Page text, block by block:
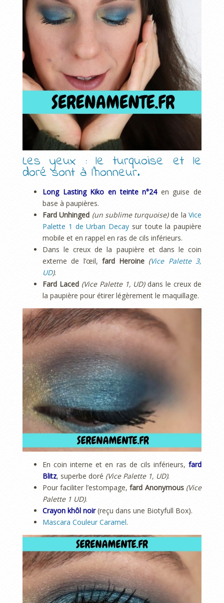
Les yeux : le turquoise et le
doré sont à l’honneur.
Long Lasting Kiko en teinte n°24 en guise de
base à paupières.
Fard Unhinged (un sublime turquoise)de laVice
Palette 1 de Urban Decay sur toute la paupière
mobile et en rappel en ras de cils inférieurs.
Dans le creux de la paupière et dans le coin
externe de l’œil, fard Heroine (Vice Palette 3,
UD).
Fard Laced (Vice Palette 1, UD)dans le creux de
la paupière pour étirer légèrement le maquillage.
En coin interne et en ras de cils inférieurs, fard
Blitz, superbe doré (Vice Palette 1, UD).
Pour faciliter l’estompage,fard Anonymous (Vice
Palette 1 UD).
Crayon khôl noir(reçu dans une Biotyfull Box).
Mascara Couleur Caramel.